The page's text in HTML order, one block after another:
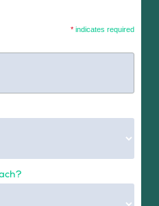
* indicates required